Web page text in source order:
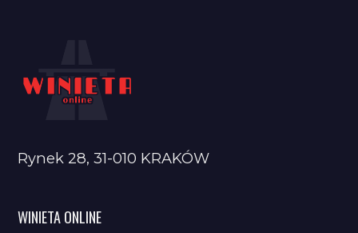
Rynek 28, 31-010 KRAKÓW
WINIETA ONLINE